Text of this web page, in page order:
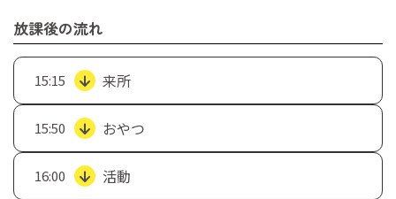
放課後の流れ
15:15 来所
15:50 おやつ
16:00 活動